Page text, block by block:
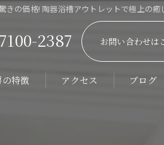
驚きの価格! 陶器浴槽アウトレットで極上の
2387 お問い合わせは
特徴 アクセス ブログ